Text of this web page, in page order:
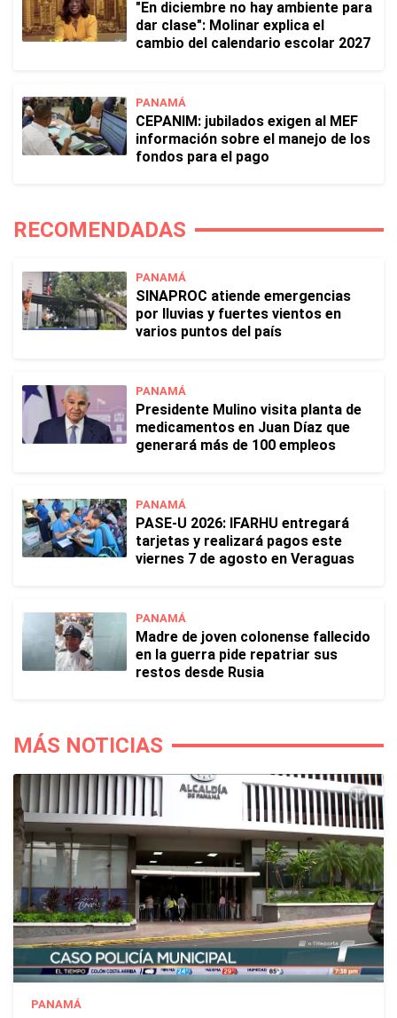
"En diciembre no hay ambiente para
dar clase": Molinar explica el
cambio del calendario escolar 2027
PANAMÁ
CEPANIM: jubilados exigen al MEF
información sobre el manejo de los
fondos para el pago
RECOMENDADAS
PANAMÁ
SINAPROC atiende emergencias
por lluvias y fuertes vientos en
varios puntos del país
PANAMÁ
Presidente Mulino visita planta de
medicamentos en Juan Díaz que
generará más de 100 empleos
PANAMÁ
PASE-U 2026: IFARHU entregará
tarjetas y realizará pagos este
viernes 7 de agosto en Veraguas
PANAMÁ
Madre de joven colonense fallecido
en la guerra pide repatriar sus
restos desde Rusia
MÁS NOTICIAS
PANAMÁ